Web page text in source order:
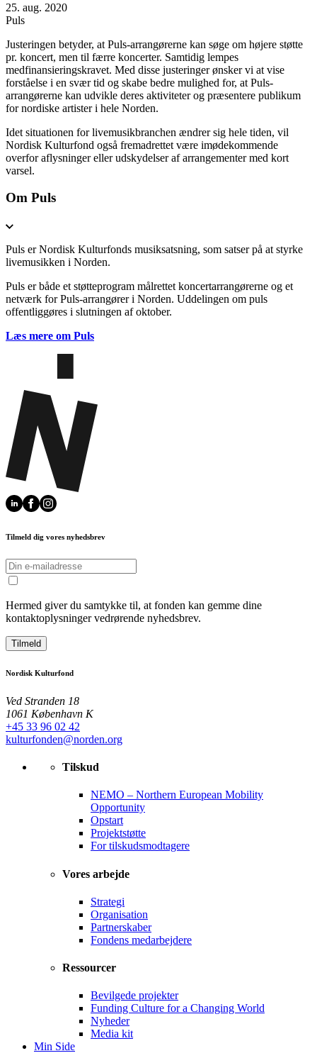
25. aug. 2020
Puls
Justeringen betyder, at Puls-arrangørerne kan søge om højere støtte
pr. koncert, men til færre koncerter. Samtidig lempes
medfinansieringskravet. Med disse justeringer ønsker vi at vise
forståelse i en svær tid og skabe bedre mulighed for, at Puls-
arrangørerne kan udvikle deres aktiviteter og præsentere publikum
for nordiske artister i hele Norden.
Idet situationen for livemusikbranchen ændrer sig hele tiden, vil
Nordisk Kulturfond også fremadrettet være imødekommende
overfor aflysninger eller udskydelser af arrangementer med kort
varsel.
Om Puls
Puls er Nordisk Kulturfonds musiksatsning, som satser på at styrke
livemusikken i Norden.
Puls er både et støtteprogram målrettet koncertarrangørerne og et
netværk for Puls-arrangører i Norden. Uddelingen om puls
offentliggøres i slutningen af oktober.
Læs mere om Puls
Tilmeld dig vores nyhedsbrev
Hermed giver du samtykke til, at fonden kan gemme dine
kontaktoplysninger vedrørende nyhedsbrev.
Tilmeld
Nordisk Kulturfond
Ved Stranden 18
1061 København K
+45 33 96 02 42
kulturfonden@norden.org
Tilskud
NEMO – Northern European Mobility
Opportunity
Opstart
Projektstøtte
For tilskudsmodtagere
Vores arbejde
Strategi
Organisation
Partnerskaber
Fondens medarbejdere
Ressourcer
Bevilgede projekter
Funding Culture for a Changing World
Nyheder
Media kit
Min Side